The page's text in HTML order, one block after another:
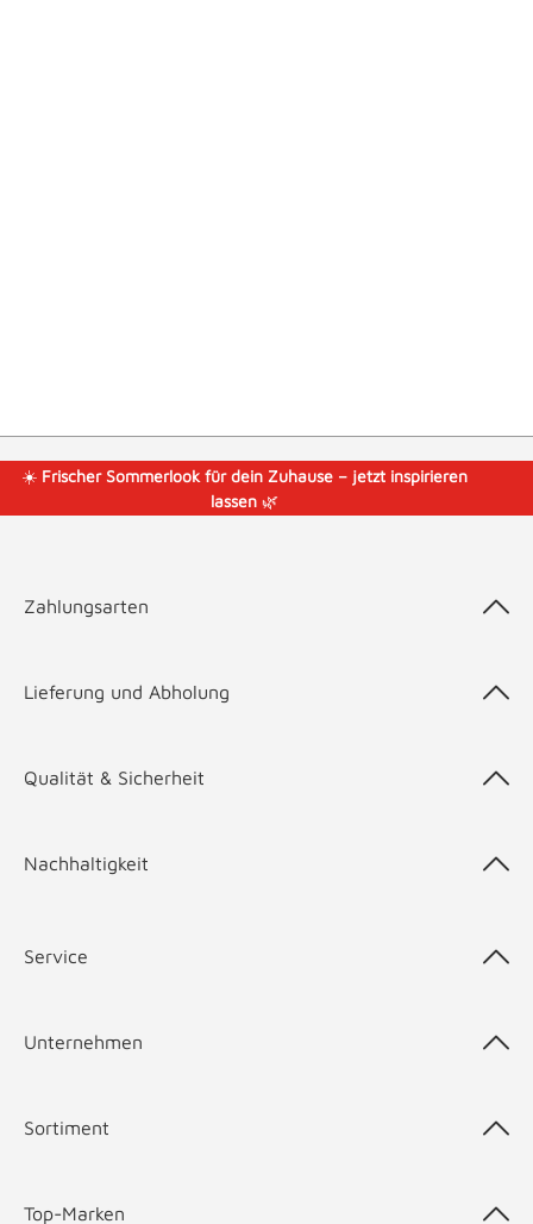
☀️ Frischer Sommerlook für dein Zuhause – jetzt inspirieren
lassen🌿
Zahlungsarten
Lieferung und Abholung
Qualität & Sicherheit
Nachhaltigkeit
Service
Unternehmen
Sortiment
Top-Marken